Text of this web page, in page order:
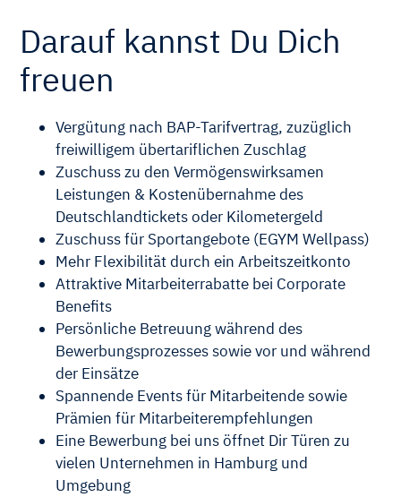
Darauf kannst Du Dich
freuen
Vergütung nach BAP-Tarifvertrag, zuzüglich
freiwilligem übertariflichen Zuschlag
Zuschuss zu den Vermögenswirksamen
Leistungen & Kostenübernahme des
Deutschlandtickets oder Kilometergeld
Zuschuss für Sportangebote (EGYM Wellpass)
Mehr Flexibilität durch ein Arbeitszeitkonto
Attraktive Mitarbeiterrabatte bei Corporate
Benefits
Persönliche Betreuung während des
Bewerbungsprozesses sowie vor und während
der Einsätze
Spannende Events für Mitarbeitende sowie
Prämien für Mitarbeiterempfehlungen
Eine Bewerbung bei uns öffnet Dir Türen zu
vielen Unternehmen in Hamburg und
Umgebung